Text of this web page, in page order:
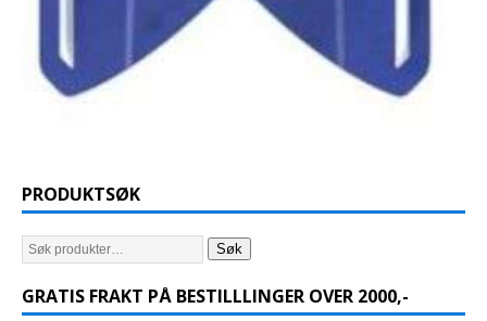
PRODUKTSØK
Søk
GRATIS FRAKT PÅ BESTILLLINGER OVER 2000,-